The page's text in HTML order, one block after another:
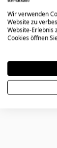
Wir verwenden
Website zu
Website-Erlebnis
Cookies öffnen